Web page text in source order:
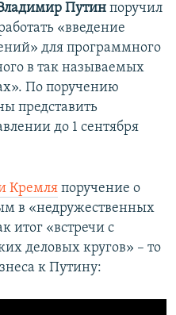
Путин поручил
«введение
для программного
в так называемых
По поручению
представить
до 1 сентября
Кремля поручение о
в «недружественных
итог «встречи с
деловых кругов» – то
к Путину: